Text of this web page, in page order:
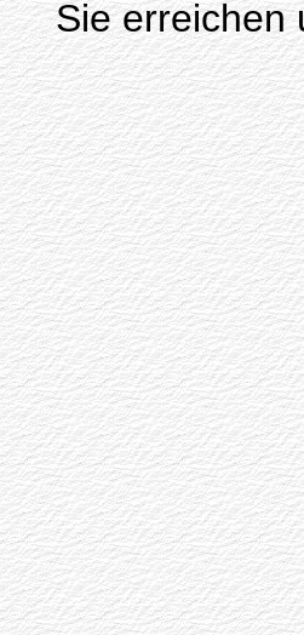
Sie